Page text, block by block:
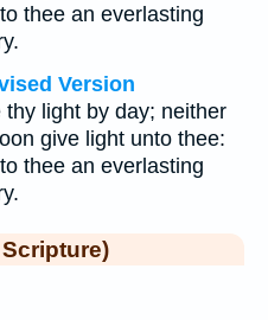
thee an everlasting
Version
light by day; neither
give light unto thee:
thee an everlasting